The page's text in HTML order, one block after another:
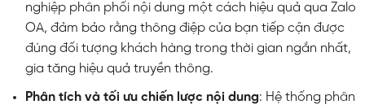
nghiệp phân phối nội dung một cách hiệu quả qua Zalo
OA, đảm bảo rằng thông điệp của bạn tiếp cận được
đúng đối tượng khách hàng trong thời gian ngắn nhất,
gia tăng hiệu quả truyền thông.
Phân tích và tối ưu chiến lược nội dung: Hệ thống phân